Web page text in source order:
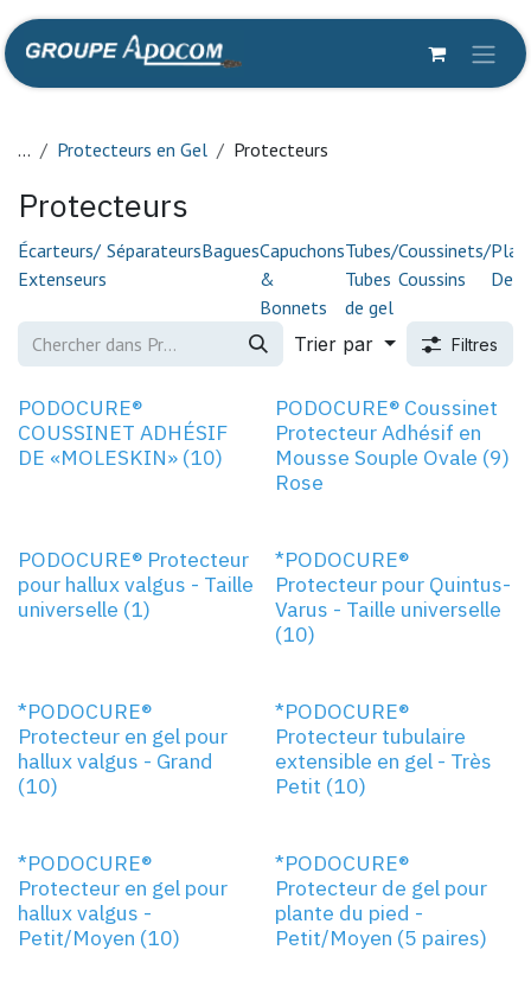
Se rendre au contenu
... Protecteurs en Gel Protecteurs
Protecteurs
Écarteurs/
Extenseurs
SéparateursBaguesCapuchons
&
Bonnets
Tubes/
Tubes
de gel
Coussinets/
Coussins
De
Trier par Filtres
PODOCURE®
COUSSINET ADHÉSIF
DE «MOLESKIN» (10)
OVAL
PODOCURE® Coussinet
Protecteur Adhésif en
Mousse Souple Ovale (9)
Rose
UNIVERSELLE
PODOCURE® Protecteur
pour hallux valgus - Taille
universelle (1)
UNIVERSELLE
*PODOCURE®
Protecteur pour Quintus-
Varus - Taille universelle
(10)
GRAND
*PODOCURE®
Protecteur en gel pour
hallux valgus - Grand
(10)
TRÈS-PETIT
*PODOCURE®
Protecteur tubulaire
extensible en gel - Très
Petit (10)
PETIT/MOYEN
*PODOCURE®
Protecteur en gel pour
hallux valgus -
Petit/Moyen (10)
PETIT/MOYEN
*PODOCURE®
Protecteur de gel pour
plante du pied -
Petit/Moyen (5 paires)